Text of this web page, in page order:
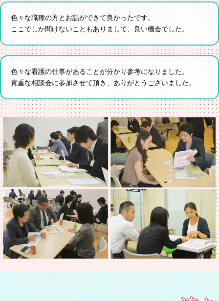
色々な職種の方とお話ができて良かったです。
ここでしか聞けないこともありまして、良い機会でした。
色々な看護の仕事があることが分かり参考になりました。
貴重な相談会に参加させて頂き、ありがとうございました。